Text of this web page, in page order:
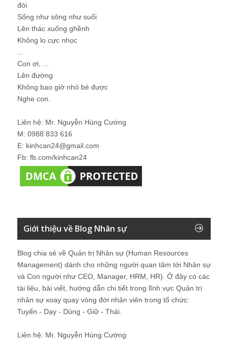
đói
Sống như sông như suối
Lên thác xuống ghềnh
Không lo cực nhọc
Con ơi, ...
Lên đường
Không bao giờ nhỏ bé được
Nghe con.
Liên hệ: Mr. Nguyễn Hùng Cường
M: 0988 833 616
E: kinhcan24@gmail.com
Fb: fb.com/kinhcan24
Giới thiệu về Blog Nhân sự
Blog chia sẻ về Quản trị Nhân sự (Human Resources
Management) dành cho những người quan tâm tới Nhân sự
và Con người như CEO, Manager, HRM, HR). Ở đây có các
tài liệu, bài viết, hướng dẫn chi tiết trong lĩnh vực Quản trị
nhân sự xoay quay vòng đời nhân viên trong tổ chức:
Tuyển - Dạy - Dùng - Giữ - Thải.
Liên hệ: Mr. Nguyễn Hùng Cường